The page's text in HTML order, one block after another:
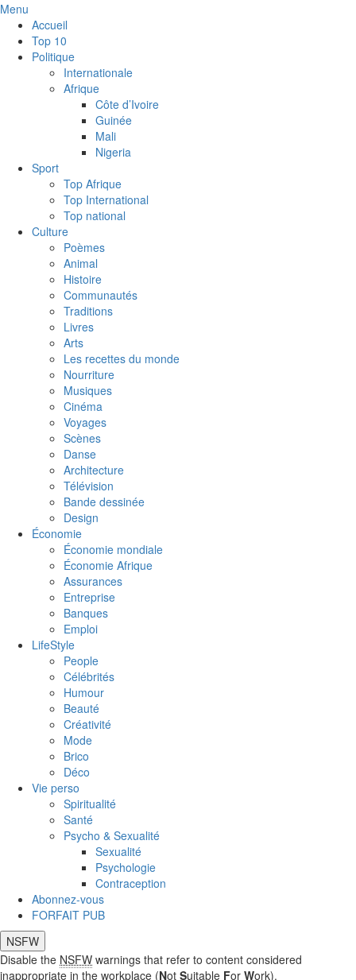
Menu
Accueil
Top 10
Politique
Internationale
Afrique
Côte d’Ivoire
Guinée
Mali
Nigeria
Sport
Top Afrique
Top International
Top national
Culture
Poèmes
Animal
Histoire
Communautés
Traditions
Livres
Arts
Les recettes du monde
Nourriture
Musiques
Cinéma
Voyages
Scènes
Danse
Architecture
Télévision
Bande dessinée
Design
Économie
Économie mondiale
Économie Afrique
Assurances
Entreprise
Banques
Emploi
LifeStyle
People
Célébrités
Humour
Beauté
Créativité
Mode
Brico
Déco
Vie perso
Spiritualité
Santé
Psycho & Sexualité
Sexualité
Psychologie
Contraception
Abonnez-vous
FORFAIT PUB
NSFW
Disable the NSFW warnings that refer to content considered
inappropriate in the workplace (Not Suitable For Work).